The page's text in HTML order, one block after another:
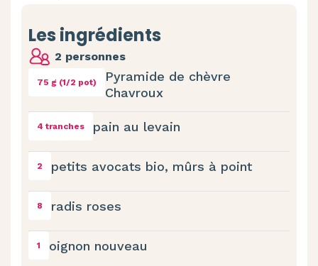
Les ingrédients
2 personnes
75 g (1/2 pot)
Pyramide de chèvre
Chavroux
4 tranches pain au levain
2 petits avocats bio, mûrs à point
8 radis roses
1 oignon nouveau